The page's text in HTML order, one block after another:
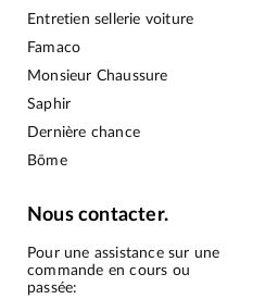
Entretien sellerie voiture
Famaco
Monsieur Chaussure
Saphir
Dernière chance
Bōme
Nous contacter.
Pour une assistance sur une
commande en cours ou
passée: